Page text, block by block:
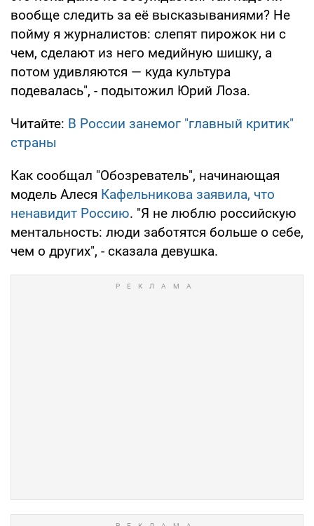
вообще следить за её высказываниями? Не
пойму я журналистов: слепят пирожок ни с
чем, сделают из него медийную шишку, а
потом удивляются — куда культура
подевалась", - подытожил Юрий Лоза.
Читайте: В России занемог "главный критик"
страны
Как сообщал "Обозреватель", начинающая
модель Алеся Кафельникова заявила, что
ненавидит Россию. "Я не люблю российскую
ментальность: люди заботятся больше о себе,
чем о других", - сказала девушка.